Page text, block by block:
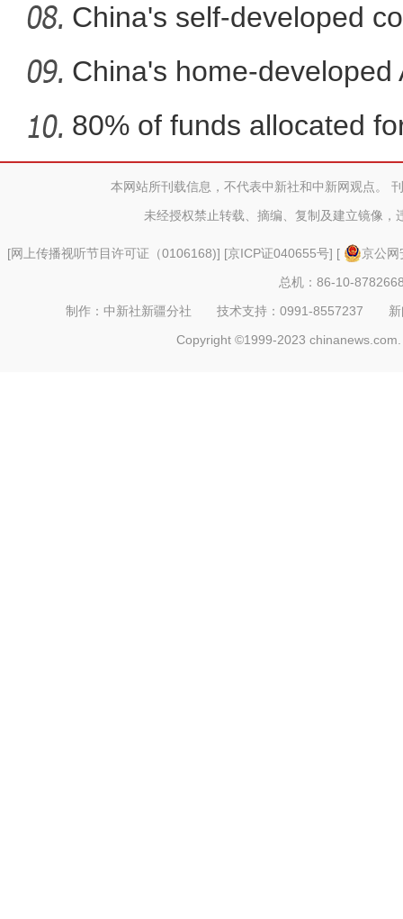
新疆兵团：朽木变工艺品
fli
China's self-developed
co
China's home-
80% of funds allocated
本网站所刊载信息，不代表中新社和中新网观点。
未经授权禁止转载、摘编、复制及建立镜像，
[网上传播视听节目许可证（0106168)] [京ICP证040655号] [
京公
总机：86-10-
制作：中新社新疆分社 技术支持：0991-8557237
Copyright ©1999-2023